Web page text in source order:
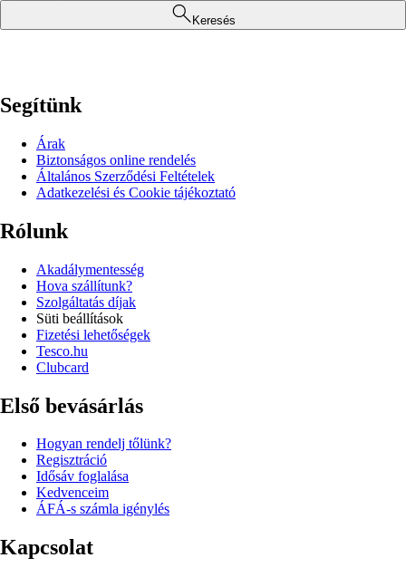
Keresés
Segítünk
Árak
Biztonságos online rendelés
Általános Szerződési Feltételek
Adatkezelési és Cookie tájékoztató
Rólunk
Akadálymentesség
Hova szállítunk?
Szolgáltatás díjak
Süti beállítások
Fizetési lehetőségek
Tesco.hu
Clubcard
Első bevásárlás
Hogyan rendelj tőlünk?
Regisztráció
Idősáv foglalása
Kedvenceim
ÁFÁ-s számla igénylés
Kapcsolat